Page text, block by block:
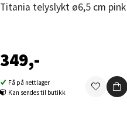
Titania telyslykt ø6,5 cm pink
349,-
Få på nettlager
Kan sendes til butikk